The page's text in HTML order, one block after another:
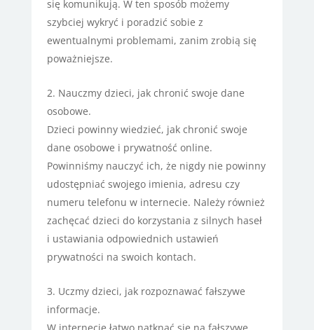
się komunikują. W ten sposób możemy
szybciej wykryć i poradzić sobie z
ewentualnymi problemami, zanim zrobią się
poważniejsze.
Nauczmy dzieci, jak chronić swoje dane
osobowe.
Dzieci powinny wiedzieć, jak chronić swoje
dane osobowe i prywatność online.
Powinniśmy nauczyć ich, że nigdy nie powinny
udostępniać swojego imienia, adresu czy
numeru telefonu w internecie. Należy również
zachęcać dzieci do korzystania z silnych haseł
i ustawiania odpowiednich ustawień
prywatności na swoich kontach.
Uczmy dzieci, jak rozpoznawać fałszywe
informacje.